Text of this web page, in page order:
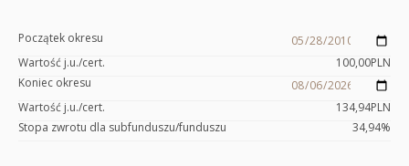
Początek okresu
Wartość j.u./cert.
100,00PLN
Koniec okresu
Wartość j.u./cert.
134,94PLN
Stopa zwrotu dla subfunduszu/funduszu
34,94%